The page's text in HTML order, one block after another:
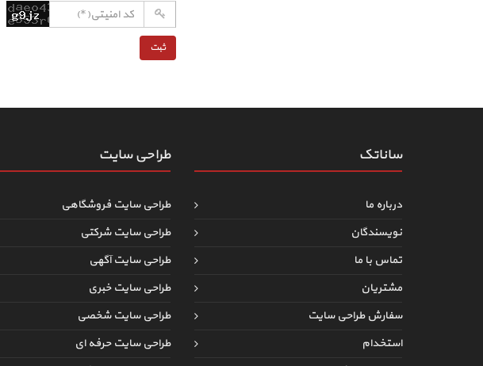
ساناتک
درباره ما
نویسندگان
تماس با ما
مشتریان
سفارش طراحی سایت
استخدام
طراحی سایت
طراحی سایت فروشگاهی
طراحی سایت شرکتی
طراحی سایت آگهی
طراحی سایت خبری
طراحی سایت شخصی
طراحی سایت حرفه ای